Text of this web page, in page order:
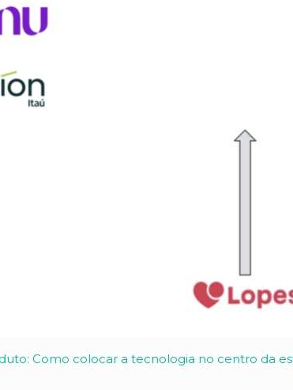
Como colocar a tecnologia no centro da